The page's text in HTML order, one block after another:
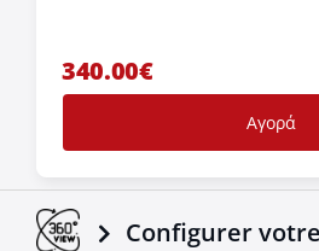
340.00€
Αγορά
Configurer